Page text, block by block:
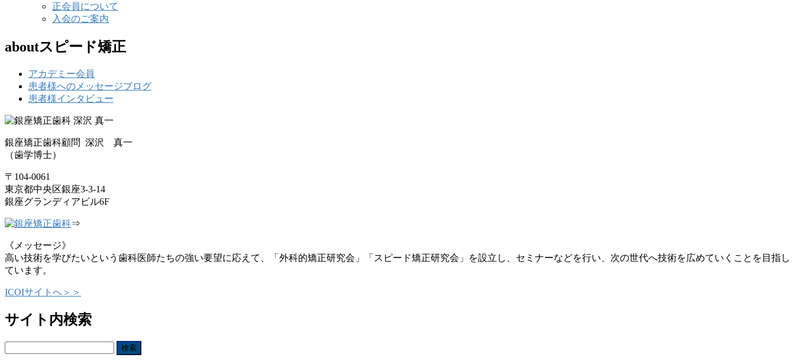
正会員について
入会のご案内
aboutスピード矯正
アカデミー会員
患者様へのメッセージブログ
患者様インタビュー
銀座矯正歯科顧問 深沢 真一
（歯学博士）
〒104-0061
東京都中央区銀座3-3-14
銀座グランディアビル6F
⇒
《メッセージ》
高い技術を学びたいという歯科医師たちの強い要望に応えて、「外科的矯正研究会」「スピード矯正研究会」を設立し、セミナーなどを行い、次の世代へ技術を広めていくことを目指し
ています。
ICOIサイトへ＞＞
サイト内検索